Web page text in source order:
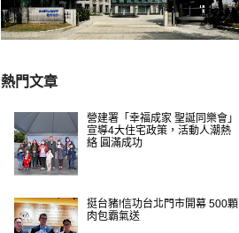
熱門文章
營建署「幸福成家 聖誕同樂會」
宣導4大住宅政策，活動人潮熱
絡 圓滿成功
挺台豬!信功台北門市開幕 500顆
肉包霸氣送